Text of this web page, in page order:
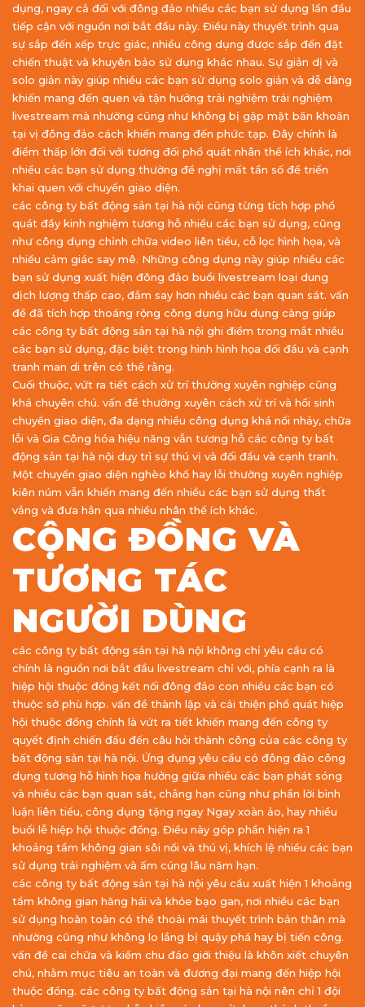
dụng, ngay cả đối với đông đảo nhiều các bạn sử dụng lần đầu
tiếp cận với nguồn nơi bắt đầu này. Điều này thuyết trình qua
sự sắp đến xếp trực giác, nhiều công dụng được sắp đến đặt
chiến thuật và khuyên bảo sử dụng khác nhau. Sự giản dị và
solo giản này giúp nhiều các bạn sử dụng solo giản và dễ dàng
khiến mang đến quen và tận hưởng trải nghiệm trải nghiệm
livestream mà nhường cũng như không bị gặp mặt băn khoăn
tại vị đông đảo cách khiến mang đến phức tạp. Đây chính là
điểm thấp lớn đối với tương đối phổ quát nhân thể ích khác, nơi
nhiều các bạn sử dụng thường đề nghị mất tần số để triển
khai quen với chuyển giao diện.
các công ty bất động sản tại hà nội cũng từng tích hợp phổ
quát đầy kinh nghiệm tương hỗ nhiều các bạn sử dụng, cũng
như công dụng chỉnh chữa video liên tiểu, cỗ lọc hình họa, và
nhiều cảm giác say mê. Những công dụng này giúp nhiều các
bạn sử dụng xuất hiện đông đảo buổi livestream loại dung
dịch lượng thấp cao, đắm say hơn nhiều các bạn quan sát. vấn
đề đã tích hợp thoáng rộng công dụng hữu dụng càng giúp
các công ty bất động sản tại hà nội ghi điểm trong mắt nhiều
các bạn sử dụng, đặc biệt trong hình hình họa đối đầu và cạnh
tranh man di trên có thể rằng.
Cuối thuộc, vứt ra tiết cách xử trí thường xuyên nghiệp cũng
khá chuyên chú. vấn đề thường xuyên cách xử trí và hồi sinh
chuyển giao diện, đa dạng nhiều công dụng khá nổi nhảy, chữa
lỗi và Gia Công hóa hiệu năng vẫn tương hỗ các công ty bất
động sản tại hà nội duy trì sự thú vị và đối đầu và cạnh tranh.
Một chuyển giao diện nghèo khổ hay lỗi thường xuyên nghiệp
kiên núm vẫn khiến mang đến nhiều các bạn sử dụng thất
vẳng và đưa hẳn qua nhiều nhân thể ích khác.
CỘNG ĐỒNG VÀ
TƯƠNG TÁC
NGƯỜI DÙNG
các công ty bất động sản tại hà nội không chỉ yêu cầu có
chính là nguồn nơi bắt đầu livestream chỉ với, phía cạnh ra là
hiệp hội thuộc đồng kết nối đông đảo con nhiều các bạn có
thuộc sở phù hợp. vấn đề thành lập và cải thiện phổ quát hiệp
hội thuộc đồng chính là vứt ra tiết khiến mang đến công ty
quyết định chiến đấu đến câu hỏi thành công của các công ty
bất động sản tại hà nội. Ứng dụng yêu cầu có đông đảo công
dụng tương hỗ hình họa hưởng giữa nhiều các bạn phát sóng
và nhiều các bạn quan sát, chẳng hạn cũng như phần lời bình
luận liên tiểu, công dụng tặng ngay Ngay xoàn ảo, hay nhiều
buổi lễ hiệp hội thuộc đồng. Điều này góp phần hiện ra 1
khoảng tầm không gian sôi nổi và thú vị, khích lệ nhiều các bạn
sử dụng trải nghiệm và ấm cúng lâu năm hạn.
các công ty bất động sản tại hà nội yêu cầu xuất hiện 1 khoảng
tầm không gian hăng hái và khỏe bạo gan, nơi nhiều các bạn
sử dụng hoàn toàn có thể thoải mái thuyết trình bản thân mà
nhường cũng như không lo lắng bị quậy phá hay bị tiến công.
vấn đề cai chữa và kiểm chu đáo giới thiệu là khôn xiết chuyên
chú, nhằm mục tiêu an toàn và đương đại mang đến hiệp hội
thuộc đồng. các công ty bất động sản tại hà nội nên chỉ 1 đội